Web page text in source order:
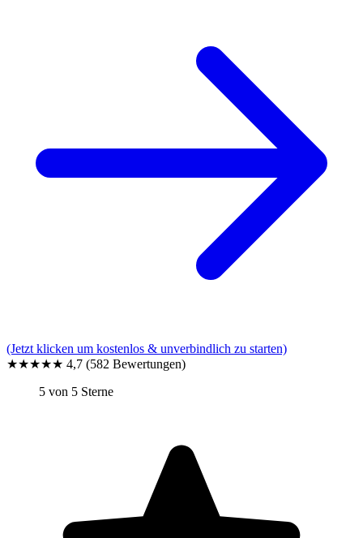
(Jetzt klicken um kostenlos & unverbindlich zu starten)
★★★★★ 4,7 (582 Bewertungen)
5 von 5 Sterne